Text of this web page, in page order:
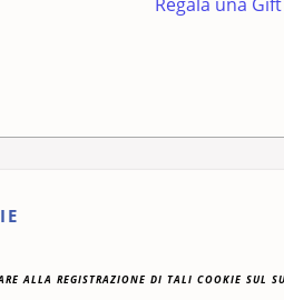
alla registrazione di tali cookie sul
- P. IVA 01563080330 - C.F.